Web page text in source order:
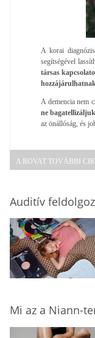
A korai
segítségével
társas
hozzájárulhatnak
A demencia nem
ne
az önállóság, és
A ROVAT TOVÁBBI
Auditív
Mi az a Niann-